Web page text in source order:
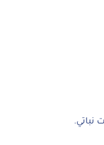
نباتي.